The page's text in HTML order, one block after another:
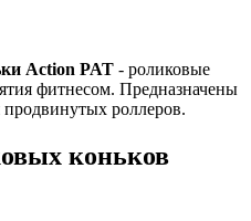
Action PAT - роликовые
фитнесом. Предназначены
роллеров.
коньков